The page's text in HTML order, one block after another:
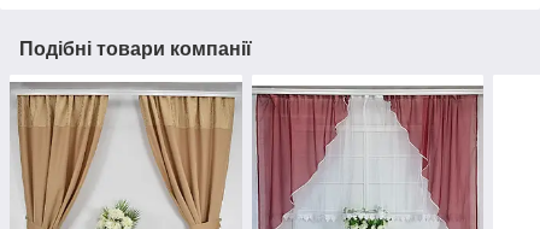
Подібні товари компанії